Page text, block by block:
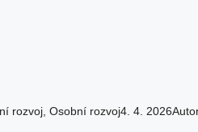
rozvoj, Osobní rozvoj4. 4. 2026